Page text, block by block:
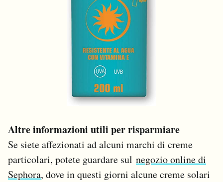
Altre informazioni utili per risparmiare
Se siete affezionati ad alcuni marchi di creme
particolari, potete guardare sul negozio online di
Sephora, dove in questi giorni alcune creme solari